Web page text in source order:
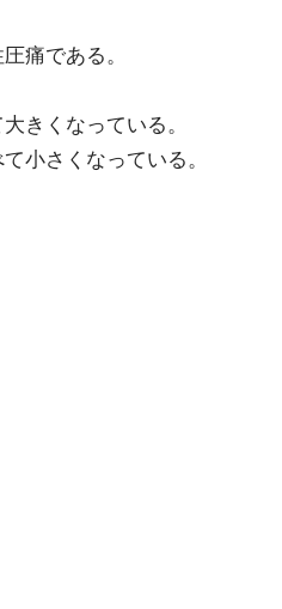
痛である。
きくなっている。
小さくなっている。